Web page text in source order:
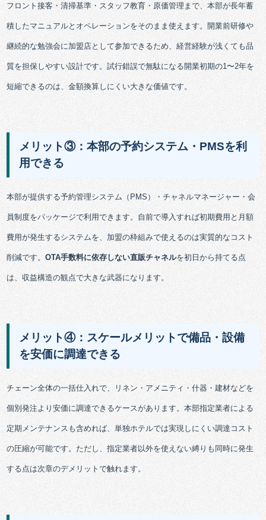
フロント接客・清掃基準・スタッフ教育・原価管理まで、本部が長年蓄
積したマニュアルとオペレーションをそのまま使えます。開業前研修や
継続的な勉強会に加盟店として参加できるため、経営経験が浅くても品
質を担保しやすい設計です。試行錯誤で無駄になる開業初期の1〜2年を
短縮できるのは、金額換算しにくい大きな価値です。
メリット③：本部の予約システム・PMSを利
用できる
本部が提供する予約管理システム（PMS）・チャネルマネージャー・会
員制度をパッケージで利用できます。自前で導入すれば初期費用と月額
費用が発生するシステムを、加盟の枠組みで使えるのは実質的なコスト
削減です。OTA手数料に依存しない直販チャネルを初日から持てる点
は、収益構造の観点で大きな武器になります。
メリット④：スケールメリットで備品・設備
を安価に調達できる
チェーン全体の一括仕入れで、リネン・アメニティ・什器・建材などを
個別発注より安価に調達できるケースがあります。本部指定業者による
定期メンテナンスも含めれば、単独ホテルでは実現しにくい調達コスト
の圧縮が可能です。ただし、指定業者以外を使えない縛りも同時に発生
する点は次章のデメリットで触れます。